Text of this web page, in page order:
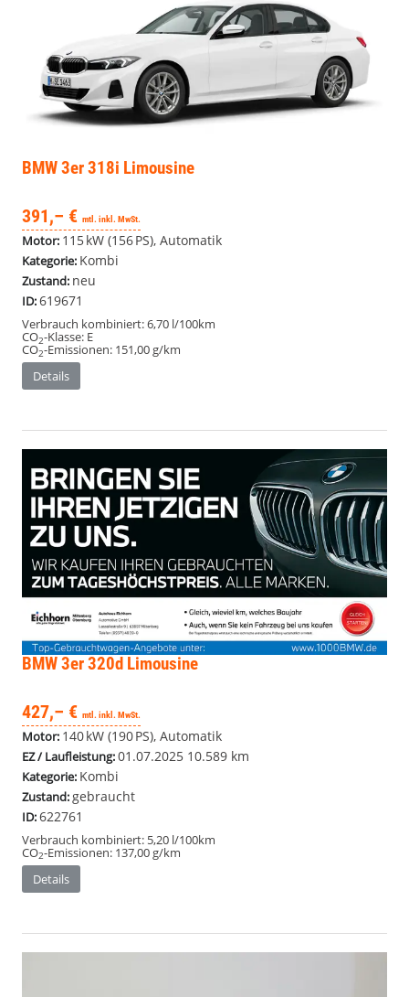
BMW 3er318i Limousine
391,– € mtl. inkl. MwSt.
Motor: 115 kW (156 PS), Automatik
Kategorie: Kombi
Zustand: neu
ID:619671
Verbrauch kombiniert:6,70 l/100km
CO2-Klasse: E
CO2-Emissionen: 151,00 g/km
Details
BMW 3er320d Limousine
427,– € mtl. inkl. MwSt.
Motor: 140 kW (190 PS), Automatik
EZ / Laufleistung:01.07.2025 10.589 km
Kategorie: Kombi
Zustand:gebraucht
ID:622761
Verbrauch kombiniert: 5,20 l/100km
CO2-Emissionen: 137,00 g/km
Details